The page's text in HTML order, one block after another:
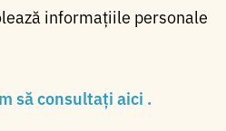
informațiile personale
să consultați aici .